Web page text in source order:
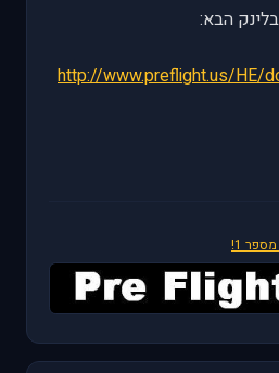
הבא:
http://www.preflight.us/HE/
1!